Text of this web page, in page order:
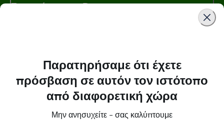
Σχετικά με την Dexcom
Περισσότερες πληροφορίες
Παρατηρήσαμε ότι έχετε
πρόσβαση σε αυτόν τον ιστότοπο
από διαφορετική χώρα
Μην ανησυχείτε - σας καλύπτουμε